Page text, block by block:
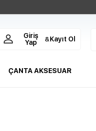
Giriş
Yap
& Kayıt Ol
ÇANTA AKSESUAR